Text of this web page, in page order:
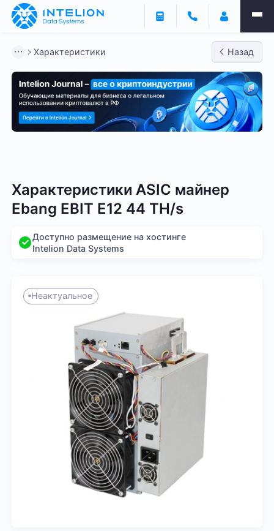
Характеристики Назад
Характеристики ASIC майнер
Ebang EBIT E12 44 TH/s
Доступно размещение на хостинге
Intelion Data Systems
Неактуальное